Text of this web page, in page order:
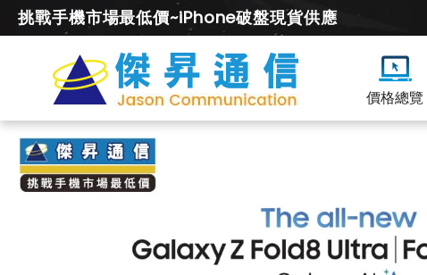
挑戰手機市場最低價~iPhone破盤現貨供應
價格總覽